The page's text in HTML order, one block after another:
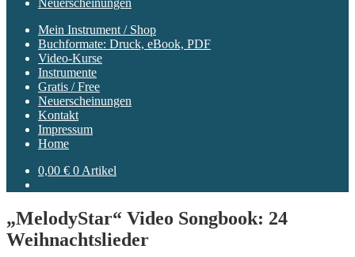
Neuerscheinungen
Mein Instrument / Shop
Buchformate: Druck, eBook, PDF
Video-Kurse
Instrumente
Gratis / Free
Neuerscheinungen
Kontakt
Impressum
Home
0,00 € 0 Artikel
„MelodyStar“ Video Songbook: 24
Weihnachtslieder